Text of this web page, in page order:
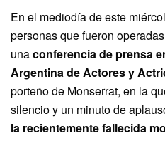
En el mediodía de este
personas que fueron
unaconferencia de prensa
Argentina de Actores y
porteño de Monserrat, en la
silencio y un minuto de
la recientemente fallecida